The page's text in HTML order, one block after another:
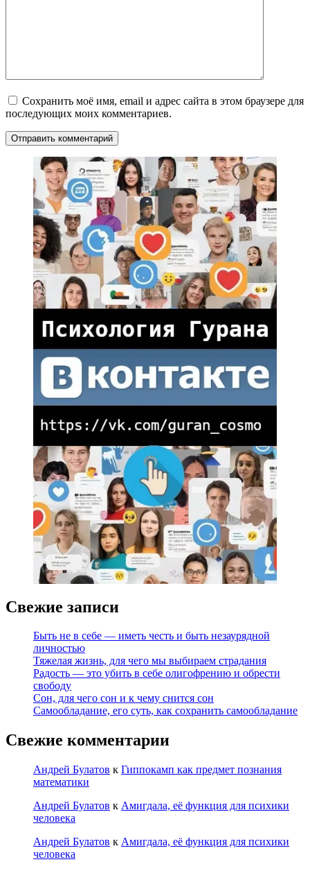
Сохранить моё имя, email и адрес сайта в этом браузере для
последующих моих комментариев.
Свежие записи
Быть не в себе — иметь честь и быть незаурядной
личностью
Тяжелая жизнь, для чего мы выбираем страдания
Радость — это убить в себе олигофрению и обрести
свободу
Сон, для чего сон и к чему снится сон
Самообладание, его суть, как сохранить самообладание
Свежие комментарии
Андрей Булатов к Гиппокамп как предмет познания
математики
Андрей Булатов к Амигдала, её функция для психики
человека
Андрей Булатов к Амигдала, её функция для психики
человека